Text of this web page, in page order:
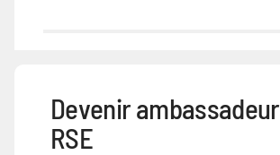
Devenir ambassadeur
RSE